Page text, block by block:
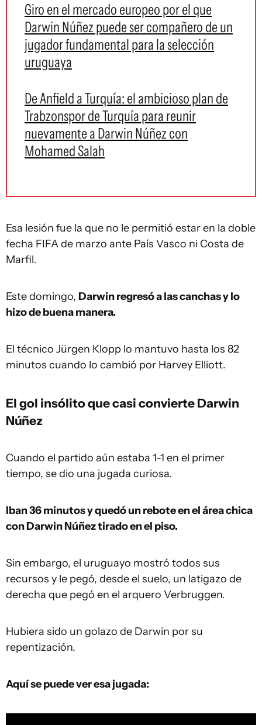
Giro en el mercado europeo por el que
Darwin Núñez puede ser compañero de un
jugador fundamental para la selección
uruguaya
De Anfield a Turquía: el ambicioso plan de
Trabzonspor de Turquía para reunir
nuevamente a Darwin Núñez con
Mohamed Salah
Esa lesión fue la que no le permitió estar en la doble
fecha FIFA de marzo ante País Vasco ni Costa de
Marfil.
Este domingo, Darwin regresó a las canchas y lo
hizo de buena manera.
El técnico Jürgen Klopp lo mantuvo hasta los 82
minutos cuando lo cambió por Harvey Elliott.
El gol insólito que casi convierte Darwin
Núñez
Cuando el partido aún estaba 1-1 en el primer
tiempo, se dio una jugada curiosa.
Iban 36 minutos y quedó un rebote en el área chica
con Darwin Núñez tirado en el piso.
Sin embargo, el uruguayo mostró todos sus
recursos y le pegó, desde el suelo, un latigazo de
derecha que pegó en el arquero Verbruggen.
Hubiera sido un golazo de Darwin por su
repentización.
Aquí se puede ver esa jugada: